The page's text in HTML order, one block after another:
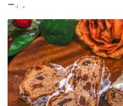
ー」。